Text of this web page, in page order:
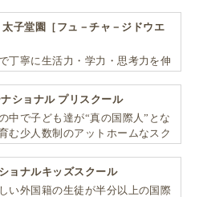
子堂園［フュ－チャ－ジドウエ
丁寧に生活力・学力・思考力を伸
ショナル プリスクール
中で子ども達が“真の国際人”とな
む少人数制のアットホームなスク
ョナルキッズスクール
い外国籍の生徒が半分以上の国際